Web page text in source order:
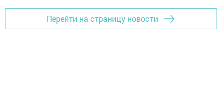
Перейти на страницу новости